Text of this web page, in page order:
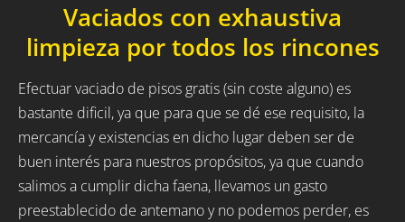
Vaciados con exhaustiva
limpieza por todos los rincones
Efectuar vaciado de pisos gratis (sin coste alguno) es
bastante dificil, ya que para que se dé ese requisito, la
mercancía y existencias en dicho lugar deben ser de
buen interés para nuestros propósitos, ya que cuando
salimos a cumplir dicha faena, llevamos un gasto
preestablecido de antemano y no podemos perder, es